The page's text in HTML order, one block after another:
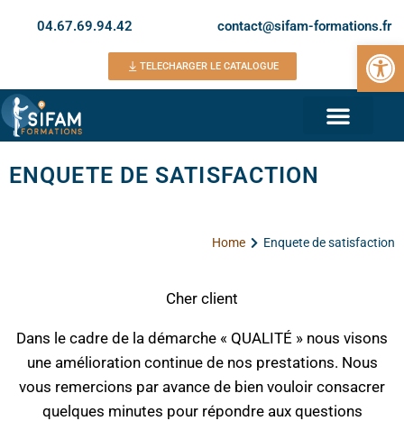
Ouvrir
04.67.69.94.42 contact@sifam-formations.fr
TELECHARGER LE CATALOGUE
ENQUETE DE SATISFACTION
Home Enquete de satisfaction
Cher client
Dans le cadre de la démarche « QUALITÉ » nous visons
une amélioration continue de nos prestations. Nous
vous remercions par avance de bien vouloir consacrer
quelques minutes pour répondre aux questions